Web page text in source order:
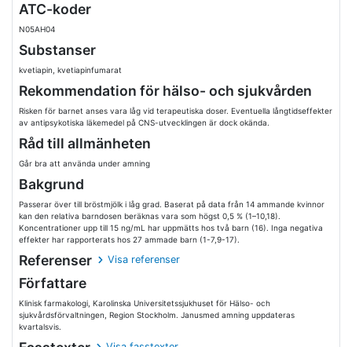
ATC-koder
N05AH04
Substanser
kvetiapin, kvetiapinfumarat
Rekommendation för hälso- och sjukvården
Risken för barnet anses vara låg vid terapeutiska doser. Eventuella långtidseffekter
av antipsykotiska läkemedel på CNS-utvecklingen är dock okända.
Råd till allmänheten
Går bra att använda under amning
Bakgrund
Passerar över till bröstmjölk i låg grad. Baserat på data från 14 ammande kvinnor
kan den relativa barndosen beräknas vara som högst 0,5 % (1–10,18).
Koncentrationer upp till 15 ng/mL har uppmätts hos två barn (16). Inga negativa
effekter har rapporterats hos 27 ammade barn (1-7,9-17).
Referenser Visa referenser
Författare
Klinisk farmakologi, Karolinska Universitetssjukhuset för Hälso- och
sjukvårdsförvaltningen, Region Stockholm. Janusmed amning uppdateras
kvartalsvis.